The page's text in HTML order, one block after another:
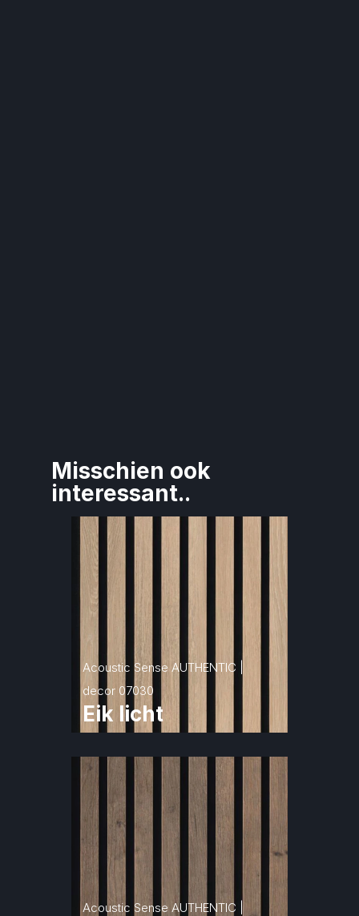
Misschien ook
interessant..
Acoustic Sense AUTHENTIC |
decor 07030
Eik licht
Acoustic Sense AUTHENTIC |